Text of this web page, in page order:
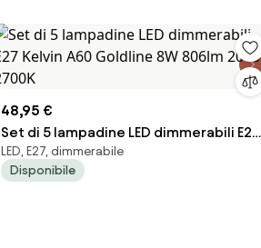
48,95 €
Set di 5 lampadine LED dimmerabili E27
Kelvin A60 Goldline 8W 806lm 2000-
2700K
LED, E27, dimmerabile
Disponibile